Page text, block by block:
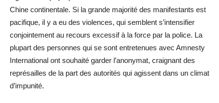
Chine continentale. Si la grande majorité des manifestants est
pacifique, il y a eu des violences, qui semblent s’intensifier
conjointement au recours excessif à la force par la police. La
plupart des personnes qui se sont entretenues avec Amnesty
International ont souhaité garder l’anonymat, craignant des
représailles de la part des autorités qui agissent dans un climat
d’impunité.